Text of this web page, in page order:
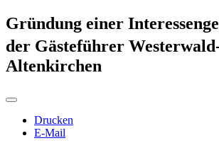
Gründung einer
der Gästeführer
Altenkirchen
Drucken
E-Mail